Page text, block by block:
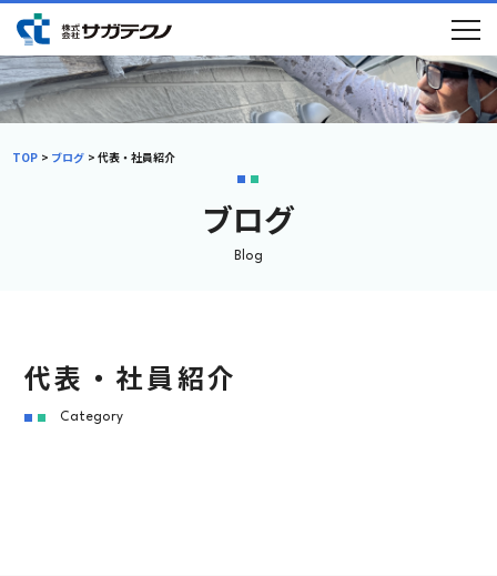
初めての方へ
選ばれる理由
新卒採用
ブログ
Blog
TOP ブログ 代表・社員紹介
代表・社員紹介
Category